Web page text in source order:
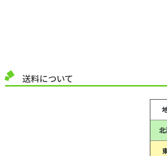
送料について
北